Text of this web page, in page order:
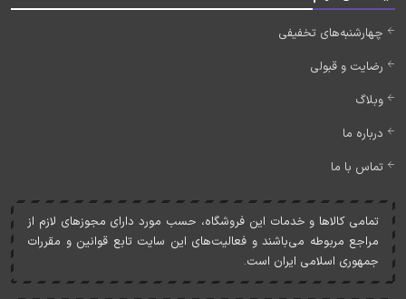
چهارشنبه‌های تخفیفی
رضایت و قبولی
وبلاگ
درباره ما
تماس با ما
تمامی کالاها و خدمات اين فروشگاه، حسب مورد دارای مجوزهای لازم از
مراجع مربوطه می‌باشند و فعاليت‌های اين سايت تابع قوانين و مقررات
جمهوری اسلامی ايران است.